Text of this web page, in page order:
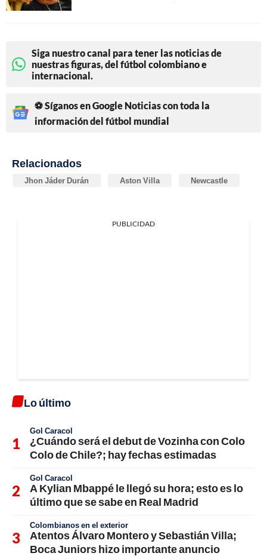
Siga nuestro canal para tener las noticias de
nuestras figuras, del fútbol colombiano e
internacional.
⚽ Síganos en Google Noticias con toda la
información del fútbol mundial
Relacionados
Jhon Jáder Durán Aston Villa Newcastle
PUBLICIDAD
Lo último
Gol Caracol
¿Cuándo será el debut de Vozinha con Colo
Colo de Chile?; hay fechas estimadas
Gol Caracol
A Kylian Mbappé le llegó su hora; esto es lo
último que se sabe en Real Madrid
Colombianos en el exterior
Atentos Álvaro Montero y Sebastián Villa;
Boca Juniors hizo importante anuncio